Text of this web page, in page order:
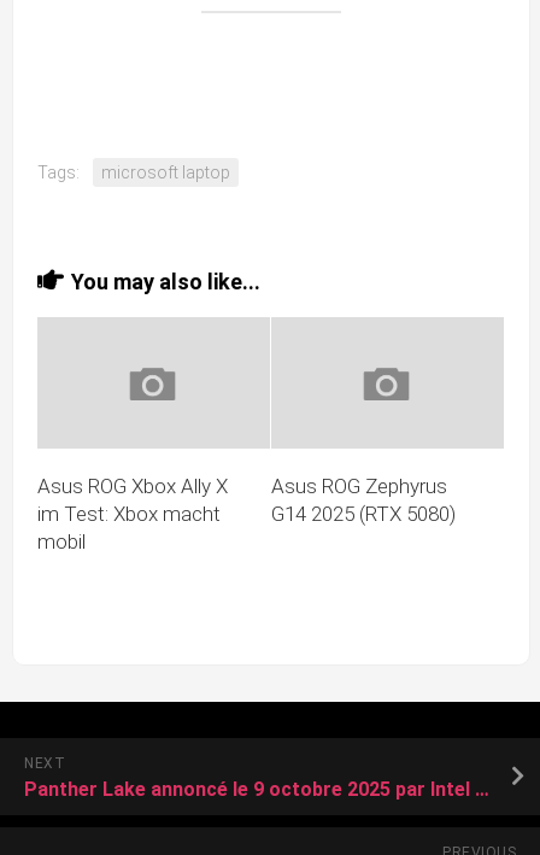
Tags: microsoft laptop
You may also like...
Asus ROG Xbox Ally X
im Test: Xbox macht
mobil
Asus ROG Zephyrus
G14 2025 (RTX 5080)
NEXT
Panther Lake annoncé le 9 octobre 2025 par Intel ? Apparemment oui, mais une annonce, pas un lancement…